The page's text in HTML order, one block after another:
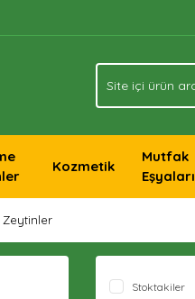
Kozmetik
Mutfak
Eşyaları
Zeytinler
Stoktakiler